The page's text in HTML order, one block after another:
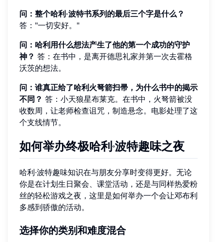
问：整个哈利·波特书系列的最后三个字是什么？
答："一切安好。"
问：哈利用什么想法产生了他的第一个成功的守护
神？ 答：在书中，是离开德思礼家并第一次去霍格
沃茨的想法。
问：谁真正给了哈利火弩箭扫帚，为什么书中的揭示
不同？ 答：小天狼星布莱克。在书中，火弩箭被没
收数周，让老师检查诅咒，制造悬念。电影处理了这
个支线情节。
如何举办终极哈利·波特趣味之夜
哈利·波特趣味知识在与朋友分享时变得更好。无论
你是在计划生日聚会、课堂活动，还是与同样热爱粉
丝的轻松游戏之夜，这里是如何举办一个会让邓布利
多感到骄傲的活动。
选择你的类别和难度混合